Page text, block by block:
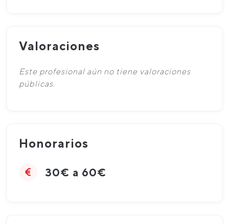
Valoraciones
Este profesional aún no tiene valoraciones
públicas.
Honorarios
30€ a 60€